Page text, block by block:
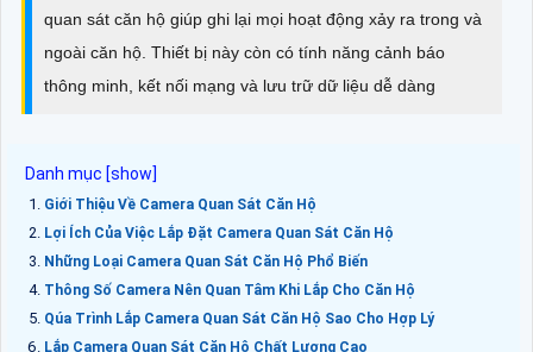
quan sát căn hộ giúp ghi lại mọi hoạt động xảy ra trong và
ngoài căn hộ. Thiết bị này còn có tính năng cảnh báo
thông minh, kết nối mạng và lưu trữ dữ liệu dễ dàng
Giới Thiệu Về Camera Quan Sát Căn Hộ
Lợi Ích Của Việc Lắp Đặt Camera Quan Sát Căn Hộ
Những Loại Camera Quan Sát Căn Hộ Phổ Biến
Thông Số Camera Nên Quan Tâm Khi Lắp Cho Căn Hộ
Qúa Trình Lắp Camera Quan Sát Căn Hộ Sao Cho Hợp Lý
Lắp Camera Quan Sát Căn Hộ Chất Lượng Cao